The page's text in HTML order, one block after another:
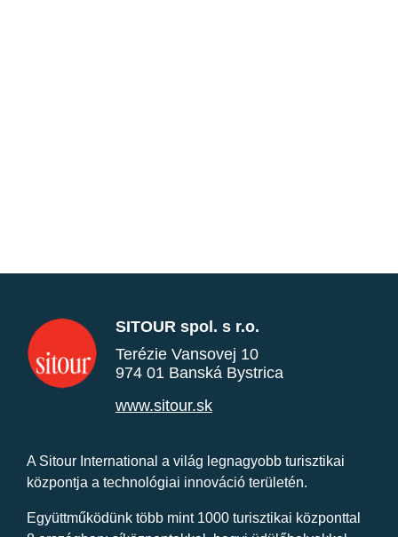
SITOUR spol. s r.o.
Terézie Vansovej 10
974 01 Banská Bystrica
www.sitour.sk
A Sitour International a világ legnagyobb turisztikai
központja a technológiai innováció területén.
Együttműködünk több mint 1000 turisztikai központtal